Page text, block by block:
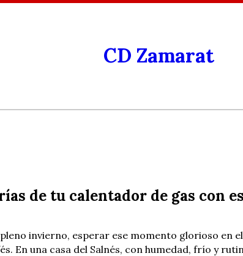
CD Zamarat
de tu calentador de gas con
invierno, esperar ese momento glorioso en
En una casa del Salnés, con humedad, frío y